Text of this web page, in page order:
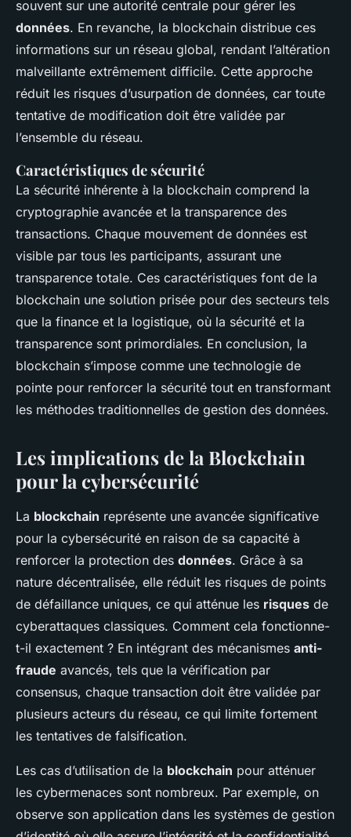
souvent sur une autorité centrale pour gérer les
données. En revanche, la blockchain distribue ces
informations sur un réseau global, rendant l’altération
malveillante extrêmement difficile. Cette approche
réduit les risques d’usurpation de données, car toute
tentative de modification doit être validée par
l’ensemble du réseau.
Caractéristiques de sécurité
La sécurité inhérente à la blockchain comprend la
cryptographie avancée et la transparence des
transactions. Chaque mouvement de données est
visible par tous les participants, assurant une
transparence totale. Ces caractéristiques font de la
blockchain une solution prisée pour des secteurs tels
que la finance et la logistique, où la sécurité et la
transparence sont primordiales. En conclusion, la
blockchain s’impose comme une technologie de
pointe pour renforcer la sécurité tout en transformant
les méthodes traditionnelles de gestion des données.
Les implications de la Blockchain
pour la cybersécurité
La blockchain représente une avancée significative
pour la cybersécurité en raison de sa capacité à
renforcer la protection des données. Grâce à sa
nature décentralisée, elle réduit les risques de points
de défaillance uniques, ce qui atténue les risques de
cyberattaques classiques. Comment cela fonctionne-
t-il exactement ? En intégrant des mécanismes anti-
fraude avancés, tels que la vérification par
consensus, chaque transaction doit être validée par
plusieurs acteurs du réseau, ce qui limite fortement
les tentatives de falsification.
Les cas d’utilisation de la blockchain pour atténuer
les cybermenaces sont nombreux. Par exemple, on
observe son application dans les systèmes de gestion